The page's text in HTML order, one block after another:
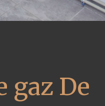
gaz De